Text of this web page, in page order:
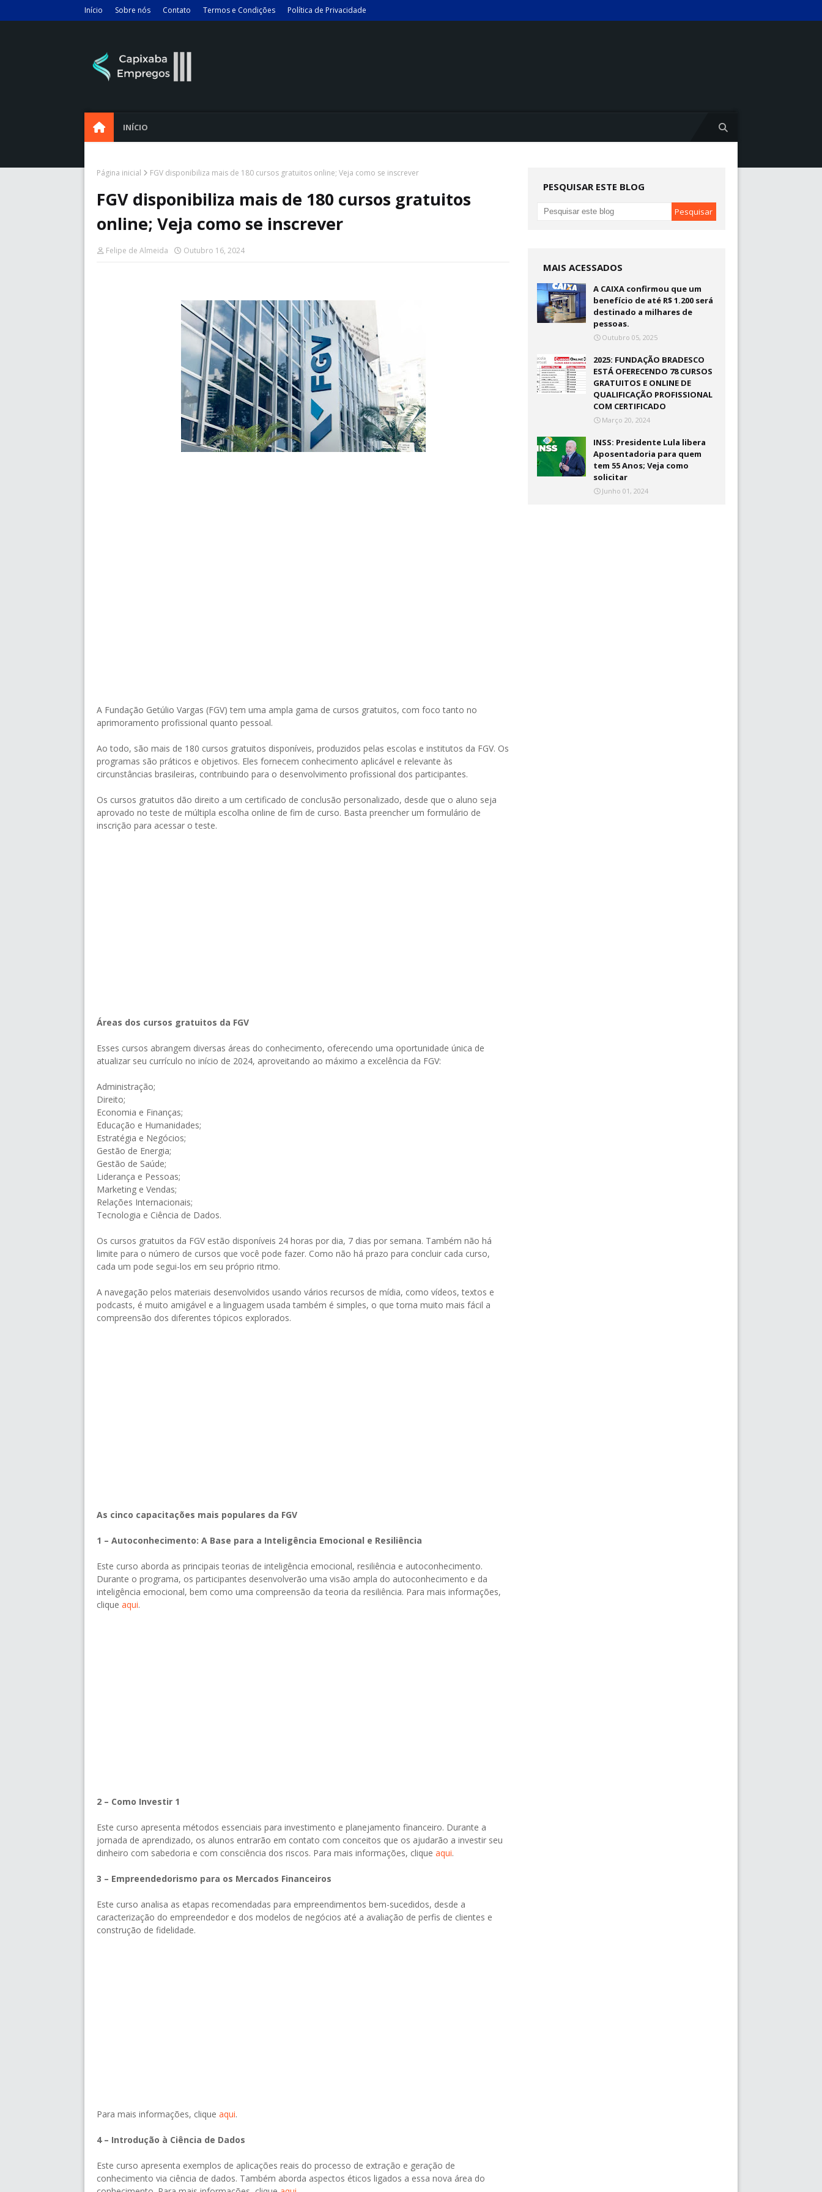
Início Sobre nós Contato Termos e Condições Política de Privacidade
INÍCIO
Página inicial FGV disponibiliza mais de 180 cursos gratuitos online; Veja como se inscrever
FGV disponibiliza mais de 180 cursos gratuitos
online; Veja como se inscrever
Felipe de Almeida Outubro 16, 2024
A Fundação Getúlio Vargas (FGV) tem uma ampla gama de cursos gratuitos, com foco tanto no
aprimoramento profissional quanto pessoal.
Ao todo, são mais de 180 cursos gratuitos disponíveis, produzidos pelas escolas e institutos da FGV. Os
programas são práticos e objetivos. Eles fornecem conhecimento aplicável e relevante às
circunstâncias brasileiras, contribuindo para o desenvolvimento profissional dos participantes.
Os cursos gratuitos dão direito a um certificado de conclusão personalizado, desde que o aluno seja
aprovado no teste de múltipla escolha online de fim de curso. Basta preencher um formulário de
inscrição para acessar o teste.
Áreas dos cursos gratuitos da FGV
Esses cursos abrangem diversas áreas do conhecimento, oferecendo uma oportunidade única de
atualizar seu currículo no início de 2024, aproveitando ao máximo a excelência da FGV:
Administração;
Direito;
Economia e Finanças;
Educação e Humanidades;
Estratégia e Negócios;
Gestão de Energia;
Gestão de Saúde;
Liderança e Pessoas;
Marketing e Vendas;
Relações Internacionais;
Tecnologia e Ciência de Dados.
Os cursos gratuitos da FGV estão disponíveis 24 horas por dia, 7 dias por semana. Também não há
limite para o número de cursos que você pode fazer. Como não há prazo para concluir cada curso,
cada um pode segui-los em seu próprio ritmo.
A navegação pelos materiais desenvolvidos usando vários recursos de mídia, como vídeos, textos e
podcasts, é muito amigável e a linguagem usada também é simples, o que torna muito mais fácil a
compreensão dos diferentes tópicos explorados.
As cinco capacitações mais populares da FGV
1 – Autoconhecimento: A Base para a Inteligência Emocional e Resiliência
Este curso aborda as principais teorias de inteligência emocional, resiliência e autoconhecimento.
Durante o programa, os participantes desenvolverão uma visão ampla do autoconhecimento e da
inteligência emocional, bem como uma compreensão da teoria da resiliência. Para mais informações,
clique aqui.
2 – Como Investir 1
Este curso apresenta métodos essenciais para investimento e planejamento financeiro. Durante a
jornada de aprendizado, os alunos entrarão em contato com conceitos que os ajudarão a investir seu
dinheiro com sabedoria e com consciência dos riscos. Para mais informações, clique aqui.
3 – Empreendedorismo para os Mercados Financeiros
Este curso analisa as etapas recomendadas para empreendimentos bem-sucedidos, desde a
caracterização do empreendedor e dos modelos de negócios até a avaliação de perfis de clientes e
construção de fidelidade.
Para mais informações, clique aqui.
4 – Introdução à Ciência de Dados
Este curso apresenta exemplos de aplicações reais do processo de extração e geração de
conhecimento via ciência de dados. Também aborda aspectos éticos ligados a essa nova área do
PESQUISAR ESTE BLOG
MAIS ACESSADOS
A CAIXA confirmou que um
benefício de até R$ 1.200 será
destinado a milhares de
pessoas.
Outubro 05, 2025
2025: FUNDAÇÃO BRADESCO
ESTÁ OFERECENDO 78 CURSOS
GRATUITOS E ONLINE DE
QUALIFICAÇÃO PROFISSIONAL
COM CERTIFICADO
Março 20, 2024
INSS: Presidente Lula libera
Aposentadoria para quem
tem 55 Anos; Veja como
solicitar
Junho 01, 2024